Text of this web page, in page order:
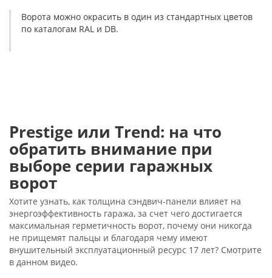
Ворота можно окрасить в один из стандартных цветов
по каталогам RAL и DB.
Prestige или Trend: на что
обратить внимание при
выборе серии гаражных
ворот
Хотите узнать, как толщина сэндвич-панели влияет на
энергоэффективность гаража, за счет чего достигается
максимальная герметичность ворот, почему они никогда
не прищемят пальцы и благодаря чему имеют
внушительный эксплуатационный ресурс 17 лет? Смотрите
в данном видео.